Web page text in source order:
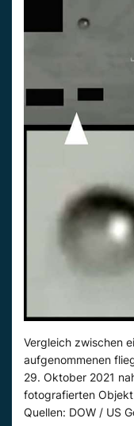
Vergleich zwischen
aufgenommenen
29. Oktober 2021
fotografierten Objekt
Quellen: DOW / US